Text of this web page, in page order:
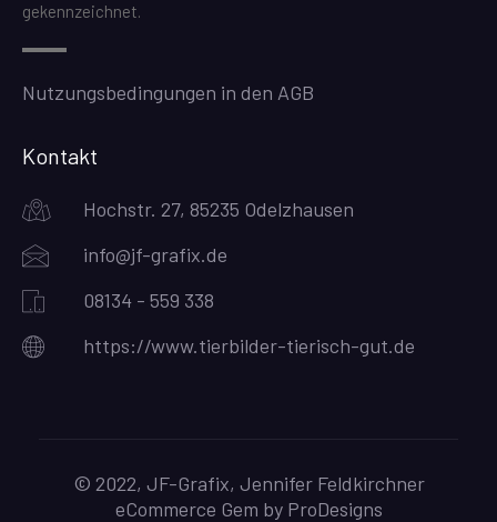
gekennzeichnet.
Nutzungsbedingungen in den AGB
Kontakt
Hochstr. 27, 85235 Odelzhausen
info@jf-grafix.de
08134 - 559 338
https://www.tierbilder-tierisch-gut.de
© 2022, JF-Grafix, Jennifer Feldkirchner
eCommerce Gem by ProDesigns